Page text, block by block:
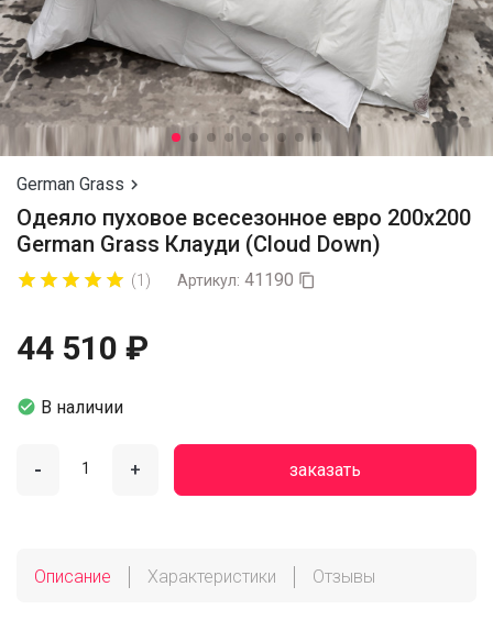
German Grass 
Одеяло пуховое всесезонное евро 200х200
German Grass Клауди (Cloud Down)

 (1) Артикул: 41190 
44 510 ₽
 В наличии
- + заказать
Описание Характеристики Отзывы